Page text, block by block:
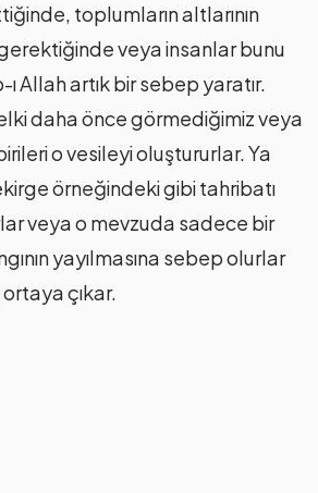
toplumların altlarının
veya insanlar bunu
Allah artık bir sebep yaratır.
daha önce görmediğimiz veya
o vesileyi oluştururlar. Ya
örneğindeki gibi tahribatı
veya o mevzuda sadece bir
yayılmasına sebep olurlar
çıkar.